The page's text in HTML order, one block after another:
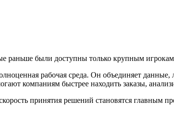
раньше были доступны только крупным
рабочая среда. Он объединяет
компаниям быстрее находить заказы,
принятия решений становятся главным